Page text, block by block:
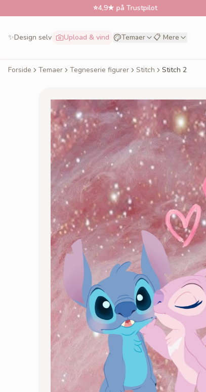
4,9★ på Trustpilot
✨Design selv Upload & vind Temaer 📋 Mere
Forside Temaer Tegneserie figurer Stitch Stitch 2